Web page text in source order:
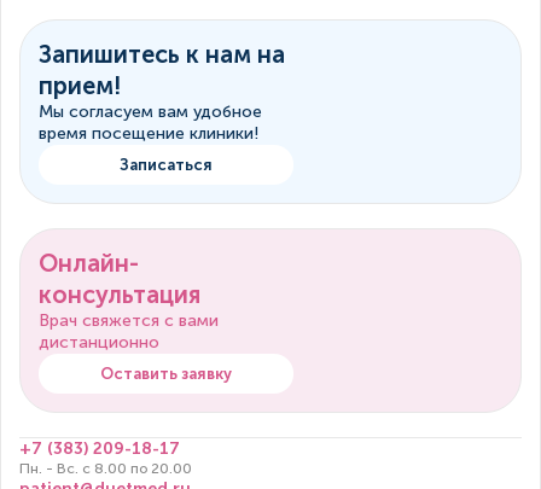
Запишитесь к нам на
прием!
Мы согласуем вам удобное
время посещение клиники!
Записаться
Онлайн-
консультация
Врач свяжется с вами
дистанционно
Оставить заявку
+7 (383) 209-18-17
Пн. - Вс. с 8.00 по 20.00